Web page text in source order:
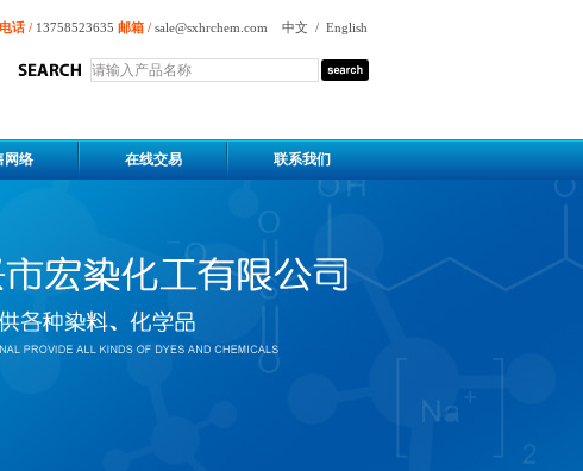
话 / 13758523635 邮箱 / sale@sxhrchem.com 中文 / English
网络 在线交易 联系我们